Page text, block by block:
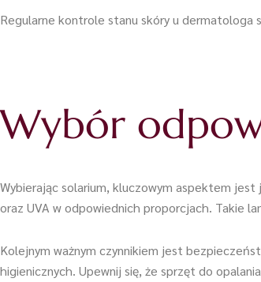
Regularne kontrole stanu skóry u dermatologa
Wybór
Wybierając solarium, kluczowym aspektem
oraz UVA w odpowiednich proporcjach. Takie
Kolejnym ważnym czynnikiem jest
higienicznych. Upewnij się, że sprzęt do